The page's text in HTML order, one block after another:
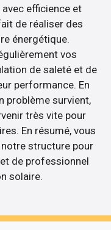
efficience et
de réaliser des
énergétique.
vos
de saleté et de
performance. En
problème survient,
très vite pour
En résumé, vous
structure pour
de professionnel
solaire.